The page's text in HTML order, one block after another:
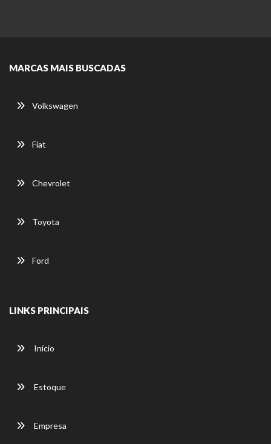
MARCAS MAIS BUSCADAS
Volkswagen
Fiat
Chevrolet
Toyota
Ford
LINKS PRINCIPAIS
Início
Estoque
Empresa